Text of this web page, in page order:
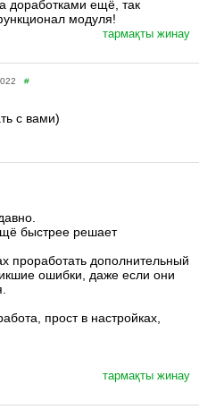
доработками ещё, так
модуля!
тармақты жинау
#
с вами)
быстрее решает
проработать дополнительный
ошибки, даже если они
прост в настройках,
тармақты жинау